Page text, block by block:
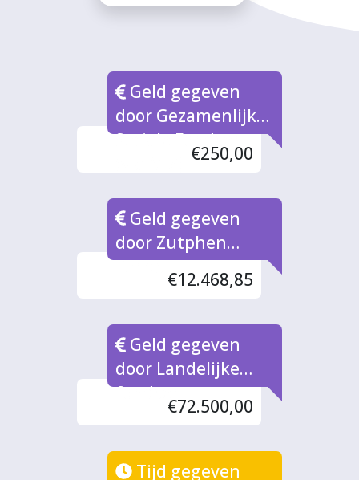
Geld gegeven
door Gezamenlijke
Sociale Fondsen
€250,00
Geld gegeven
door Zutphen
Fonds
€12.468,85
Geld gegeven
door Landelijke
fondsen
€72.500,00
Tijd gegeven